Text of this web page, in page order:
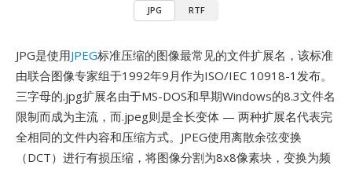
JPG RTF
JPG是使用JPEG标准压缩的图像最常见的文件扩展名，该标准
由联合图像专家组于1992年9月作为ISO/IEC 10918-1发布。
三字母的.jpg扩展名由于MS-DOS和早期Windows的8.3文件名
限制而成为主流，而.jpeg则是全长变体 — 两种扩展名代表完
全相同的文件内容和压缩方式。JPEG使用离散余弦变换
（DCT）进行有损压缩，将图像分割为8x8像素块，变换为频